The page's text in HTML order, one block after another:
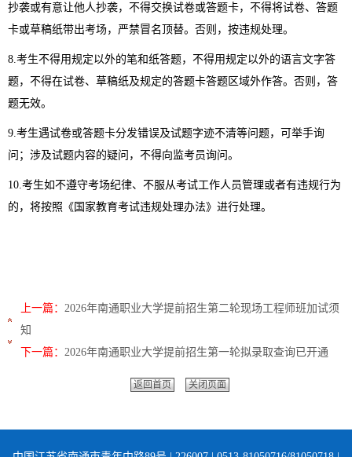
抄袭或有意让他人抄袭，不得交换试卷或答题卡，不得将试卷、答题
卡或草稿纸带出考场，严禁冒名顶替。否则，按违规处理。
8. 考生不得用规定以外的笔和纸答题，不得用规定以外的语言文字答
题，不得在试卷、草稿纸及规定的答题卡答题区域外作答。否则，答
题无效。
9. 考生遇试卷或答题卡分发错误及试题字迹不清等问题，可举手询
问；涉及试题内容的疑问，不得向监考员询问。
10. 考生如不遵守考场纪律、不服从考试工作人员管理或者有违规行为
的，将按照《国家教育考试违规处理办法》进行处理。
上一篇： 2026年南通职业大学提前招生第二轮现场工程师班加试须
知
下一篇： 2026年南通职业大学提前招生第一轮拟录取查询已开通
返回首页 关闭页面